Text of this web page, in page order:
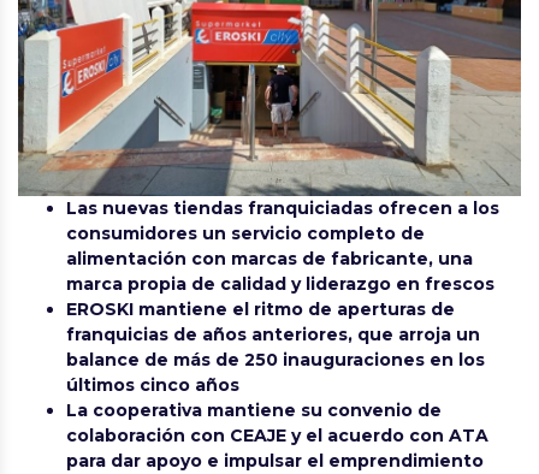
Las nuevas tiendas franquiciadas ofrecen a los
consumidores un servicio completo de
alimentación con marcas de fabricante, una
marca propia de calidad y liderazgo en frescos
EROSKI mantiene el ritmo de aperturas de
franquicias de años anteriores, que arroja un
balance de más de 250 inauguraciones en los
últimos cinco años
La cooperativa mantiene su convenio de
colaboración con CEAJE y el acuerdo con ATA
para dar apoyo e impulsar el emprendimiento